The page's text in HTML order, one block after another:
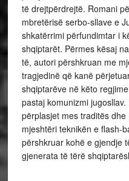
të drejtpërdrejtë. Romani
mbretërisë serbo-sllave e
shkatërrimi përfundimtar i
shqiptarët. Përmes kësaj
të, autori përshkruan me
tragjedinë që kanë
shqiptarëve në këto
pastaj komunizmi
përplasjet mes traditës
mjeshtëri teknikën e flash-
përshkruar kohë e gjendje
gjenerata të tërë